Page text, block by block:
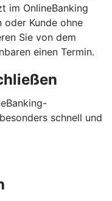
im OnlineBanking
oder Kunde ohne
Sie von dem
einen Termin.
schnell und